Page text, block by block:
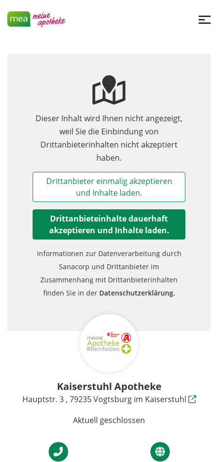
Dieser Inhalt wird Ihnen nicht angezeigt,
weil Sie die Einbindung von
Drittanbieterinhalten nicht akzeptiert
haben.
Drittanbieter einmalig akzeptieren
und Inhalte laden.
Drittanbieteinhalte dauerhaft
akzeptieren und Inhalte laden.
Informationen zur Datenverarbeitung durch
Sanacorp und Drittanbieter im
Zusammenhang mit Drittanbieterinhalten
finden Sie in der Datenschutzerklärung.
Kaiserstuhl Apotheke
Hauptstr. 3 , 79235 Vogtsburg im Kaiserstuhl
Aktuell geschlossen